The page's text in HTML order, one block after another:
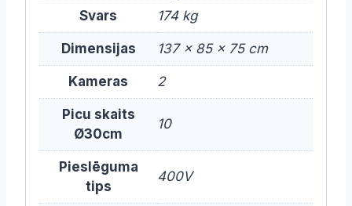
Svars 174 kg
Dimensijas 137 × 85 × 75 cm
Kameras 2
Picu skaits
Ø30cm
10
Pieslēguma
tips
400V